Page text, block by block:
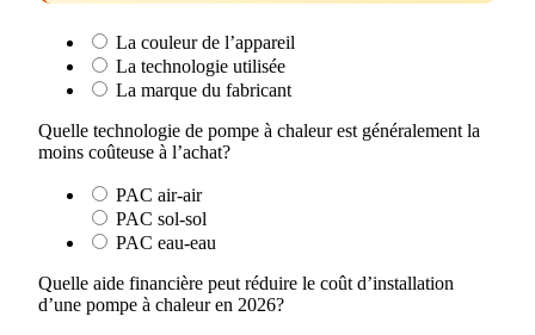
La couleur de l’appareil
La technologie utilisée
La marque du fabricant
Quelle technologie de pompe à chaleur est généralement la
moins coûteuse à l’achat?
PAC air-air
PAC sol-sol
PAC eau-eau
Quelle aide financière peut réduire le coût d’installation
d’une pompe à chaleur en 2026?